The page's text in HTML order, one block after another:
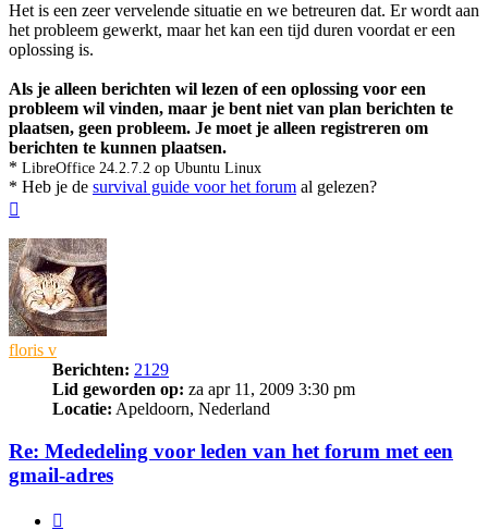
Het is een zeer vervelende situatie en we betreuren dat. Er wordt aan
het probleem gewerkt, maar het kan een tijd duren voordat er een
oplossing is.
Als je alleen berichten wil lezen of een oplossing voor een
probleem wil vinden, maar je bent niet van plan berichten te
plaatsen, geen probleem. Je moet je alleen registreren om
berichten te kunnen plaatsen.
* LibreOffice 24.2.7.2 op Ubuntu Linux
* Heb je de survival guide voor het forum al gelezen?
floris v
Berichten: 2129
Lid geworden op: za apr 11, 2009 3:30 pm
Locatie: Apeldoorn, Nederland
Re: Mededeling voor leden van het forum met een
gmail-adres